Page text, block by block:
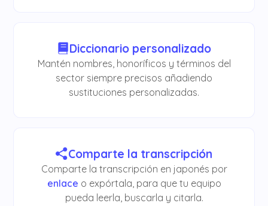
Diccionario personalizado
Mantén nombres, honoríficos y términos del
sector siempre precisos añadiendo
sustituciones personalizadas.
Comparte la transcripción
Comparte la transcripción en japonés por
enlace o expórtala, para que tu equipo
pueda leerla, buscarla y citarla.